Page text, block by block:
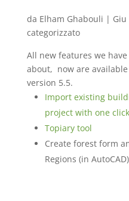
da Elham Ghabouli | Giu
categorizzato
All new features we
about, now are
version 5.5.
Import existing
project with one
Topiary tool
Create forest form
Regions (in AutoCAD)